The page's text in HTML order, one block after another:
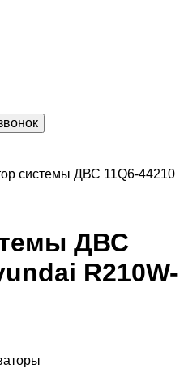
системы ДВС 11Q6-44210
ДВС
R210W-